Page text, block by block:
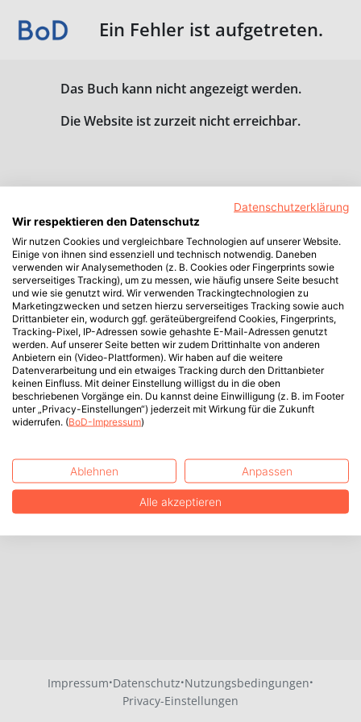
Ein Fehler ist aufgetreten.
Das Buch kann nicht angezeigt werden.
Die Website ist zurzeit nicht erreichbar.
Impressum·Datenschutz·Nutzungsbedingungen·
Privacy-Einstellungen
Datenschutzerklärung
Wir respektieren den Datenschutz
Wir nutzen Cookies und vergleichbare Technologien auf unserer Website.
Einige von ihnen sind essenziell und technisch notwendig. Daneben
verwenden wir Analysemethoden (z. B. Cookies oder Fingerprints sowie
serverseitiges Tracking), um zu messen, wie häufig unsere Seite besucht
und wie sie genutzt wird. Wir verwenden Trackingtechnologien zu
Marketingzwecken und setzen hierzu serverseitiges Tracking sowie auch
Drittanbieter ein, wodurch ggf. geräteübergreifend Cookies, Fingerprints,
Tracking-Pixel, IP-Adressen sowie gehashte E-Mail-Adressen genutzt
werden. Auf unserer Seite betten wir zudem Drittinhalte von anderen
Anbietern ein (Video-Plattformen). Wir haben auf die weitere
Datenverarbeitung und ein etwaiges Tracking durch den Drittanbieter
keinen Einfluss. Mit deiner Einstellung willigst du in die oben
beschriebenen Vorgänge ein. Du kannst deine Einwilligung (z. B. im Footer
unter „Privacy-Einstellungen“) jederzeit mit Wirkung für die Zukunft
widerrufen. (BoD-Impressum)
Ablehnen Anpassen
Alle akzeptieren